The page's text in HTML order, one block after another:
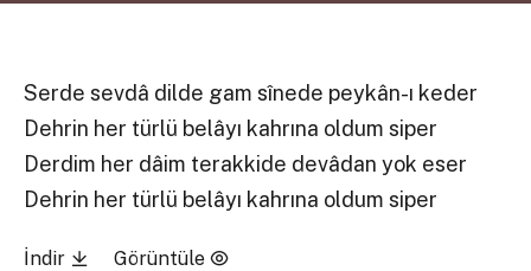
Serde sevdâ dilde gam sînede peykân-ı keder
Dehrin her türlü belâyı kahrına oldum siper
Derdim her dâim terakkide devâdan yok eser
Dehrin her türlü belâyı kahrına oldum siper
İndir Görüntüle